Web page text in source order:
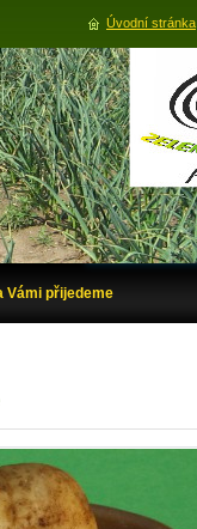
Vámi přijedeme
Úvodní stránka